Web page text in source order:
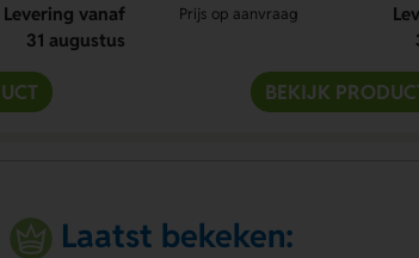
Levering vanaf
31 augustus
Prijs op aanvraag
BEKIJK
Laatst bekeken: